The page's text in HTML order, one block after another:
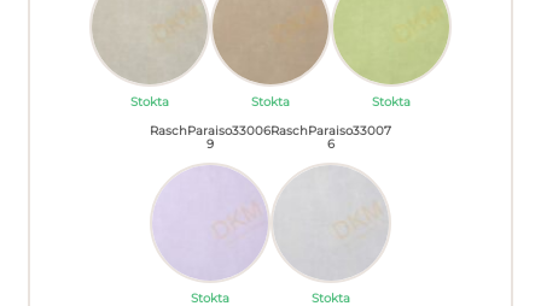
Stokta Stokta
Stokta
RaschParaiso33006
9
Stokta
RaschParaiso33007
6
Stokta